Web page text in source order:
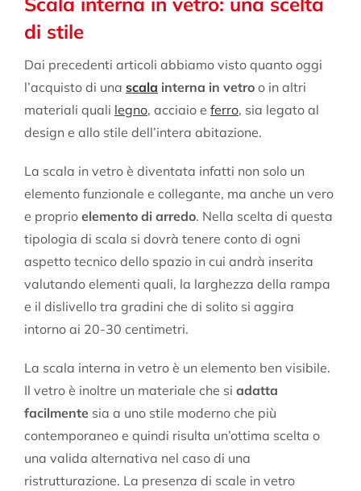
di stile
Dai precedenti articoli abbiamo visto quanto oggi
l’acquisto di una scala interna in vetro o in altri
materiali quali legno, acciaio e ferro, sia legato al
design e allo stile dell’intera abitazione.
La scala in vetro è diventata infatti non solo un
elemento funzionale e collegante, ma anche un vero
e proprio elemento di arredo. Nella scelta di questa
tipologia di scala si dovrà tenere conto di ogni
aspetto tecnico dello spazio in cui andrà inserita
valutando elementi quali, la larghezza della rampa
e il dislivello tra gradini che di solito si aggira
intorno ai 20-30 centimetri.
La scala interna in vetro è un elemento ben visibile.
Il vetro è inoltre un materiale che si adatta
facilmente sia a uno stile moderno che più
contemporaneo e quindi risulta un’ottima scelta o
una valida alternativa nel caso di una
ristrutturazione. La presenza di scale in vetro